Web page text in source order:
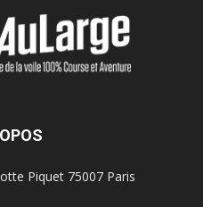
Piquet 75007 Paris